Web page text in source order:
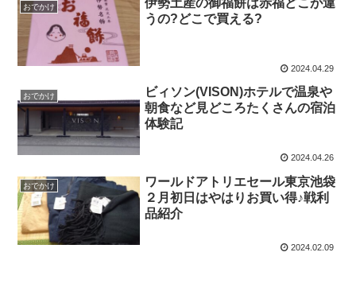
おでかけ
うの?どこで買える?
2024.04.29
おでかけ
ビィソン(VISON)ホテルで温泉や
朝食など見どころたくさんの宿泊
体験記
2024.04.26
おでかけ
ワールドアトリエセール東京池袋
２月初日はやはりお買い得♪戦利
品紹介
2024.02.09